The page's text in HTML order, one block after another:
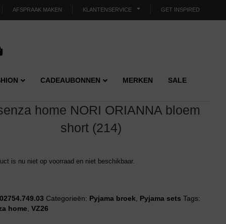
AFSPRAAK MAKEN KLANTENSERVICE GET INSPIRED
CADEAUBONNEN MERKEN
SALE
home NORI ORIANNA bloem
short (214)
is nu niet op voorraad en niet beschikbaar.
Categorieën: Pyjama broek Pyjama sets Tags:
home ,VZ26